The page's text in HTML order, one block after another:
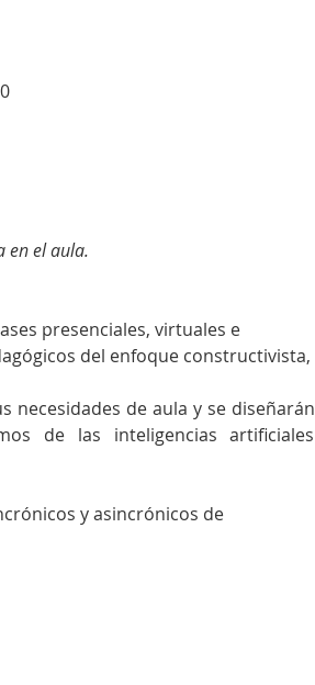
en el aula.
presenciales, virtuales e
del enfoque constructivista,
necesidades de aula y se diseñarán
de las inteligencias artificiales
y asincrónicos de